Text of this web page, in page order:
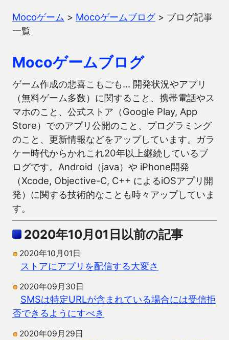
Mocoゲーム > Mocoゲームブログ> ブログ記事
一覧
Mocoゲームブログ
ゲーム作成の悲喜こもごも… 開発状況やアプリ
（無料ゲーム多数）に関すること、携帯電話やス
マホのこと、公式ストア（Google Play, App
Store）でのアプリ公開のこと、プログラミング
のこと、更新情報などをアップしています。ガラ
ケー時代からかれこれ20年以上継続しているブ
ログです。Android（java）や iPhone開発
（Xcode, Objective-C, C++ によるiOSアプリ開
発）に関する技術的なことも時々アップしていま
す。
2020年10月01日以前の記事
2020年10月01日
ストアにアプリを配信する大変さ
2020年09月30日
SMSは特定URLが含まれている場合には受信拒
否できるようにすべき
2020年09月29日